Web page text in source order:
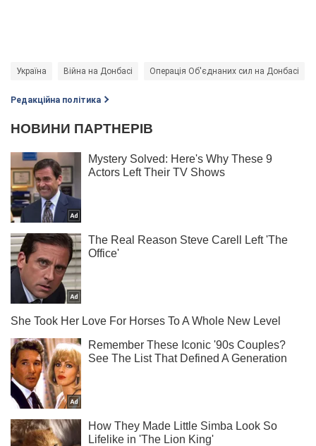
Україна Війна на Донбасі Операція Об'єднаних сил на Донбасі
Редакційна політика